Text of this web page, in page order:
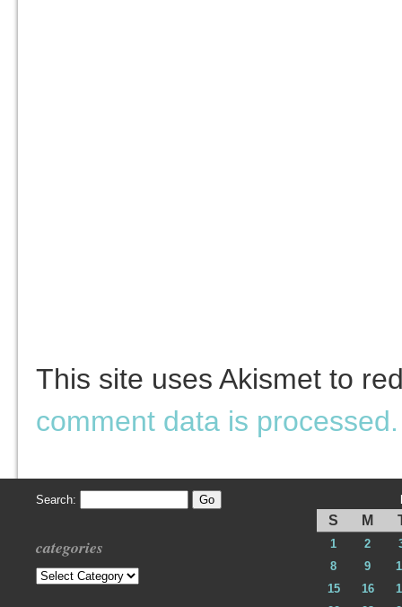
This site uses Akismet to
comment data is processed.
Search:
categories
Categories
S M
1 2
8
9
15
16